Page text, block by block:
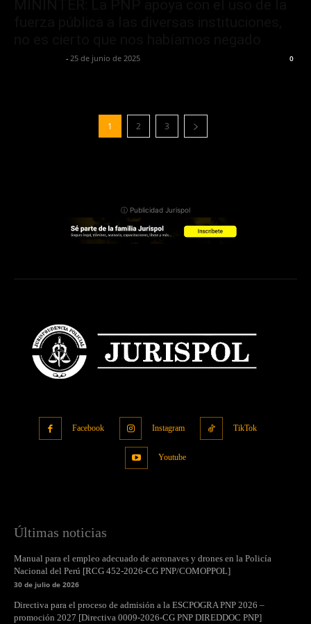
- 25 de junio de 2025 0
1 2 3
ⓘ Publicidad Jurispol
Facebook Instagram TikTok
Youtube
Últimas noticias
Manual para el empleo adecuado de aeronaves y drones en la Policía
Nacional del Perú [RCG 452-2026-CG PNP/COMOPPOL]
30 de julio de 2026
Directiva para el proceso de admisión a la ESCPOGRA PNP 2026 –
promoción 2027 [Directiva 0009-2026-CG PNP DIREDDOC PNP]